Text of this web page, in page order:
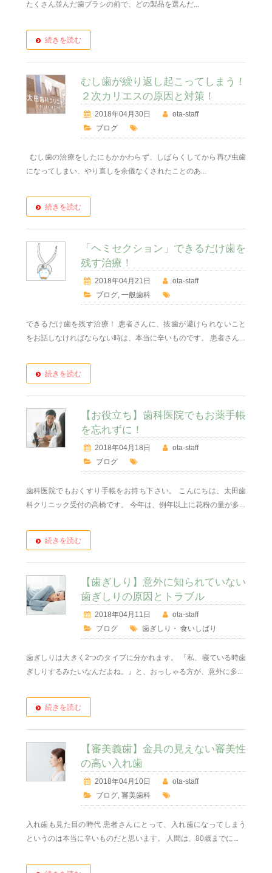
たくさん並んだ歯ブラシの前で、どの製品を選んだ...
続きを読む
むし歯が繰り返し起こってしまう！
２次カリエスの原因と対策！
2018年04月30日
ota-staff
ブログ
むし歯の治療をしたにもかかわらず、しばらくしてから再び虫歯
になってしまい、やり直しを余儀なくされたことのあ...
続きを読む
「ヘミセクション」できるだけ歯を
残す治療！
2018年04月21日
ota-staff
ブログ, 一般歯科
できるだけ歯を残す治療！ 患者さんに、抜歯が避けられないこと
をお話しなければならない時は、本当に辛いものです。 患者さん...
続きを読む
【お役立ち】歯科医院でもお薬手帳
を忘れずに！
2018年04月18日
ota-staff
ブログ
歯科医院でもおくすり手帳をお持ち下さい。 こんにちは、太田歯
科クリニック受付の高橋です。 今年は、例年以上に花粉の量が多...
続きを読む
【歯ぎしり】意外に知られていない
歯ぎしりの原因とトラブル
2018年04月11日
ota-staff
ブログ
歯ぎしり ・ 食いしばり
歯ぎしりは大きく2つのタイプに分かれます。 『私、寝ている時歯
ぎしりするみたいなんだよね。』と、おっしゃる方が、意外に多...
続きを読む
【審美義歯】金具の見えない審美性
の高い入れ歯
2018年04月10日
ota-staff
ブログ, 審美歯科
入れ歯も見た目の時代 患者さんにとって、入れ歯になってしまう
というのは本当に辛いものだと思います。 人間は、80歳までに...